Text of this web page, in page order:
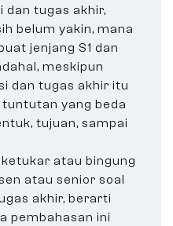
dan tugas akhir,
belum yakin, mana
jenjang S1 dan
meskipun
dan tugas akhir itu
yang beda
tujuan, sampai
atau bingung
atau senior soal
akhir, berarti
pembahasan ini